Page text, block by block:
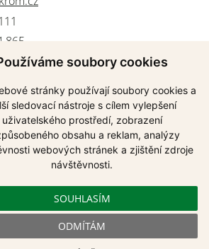
soubory cookies
stránky používají soubory cookies a
sledovací nástroje s cílem vylepšení
uživatelského prostředí, zobrazení
obsahu a reklam, analýzy
webových stránek a zjištění zdroje
návštěvnosti.
SOUHLASÍM
ODMÍTÁM
865
EU